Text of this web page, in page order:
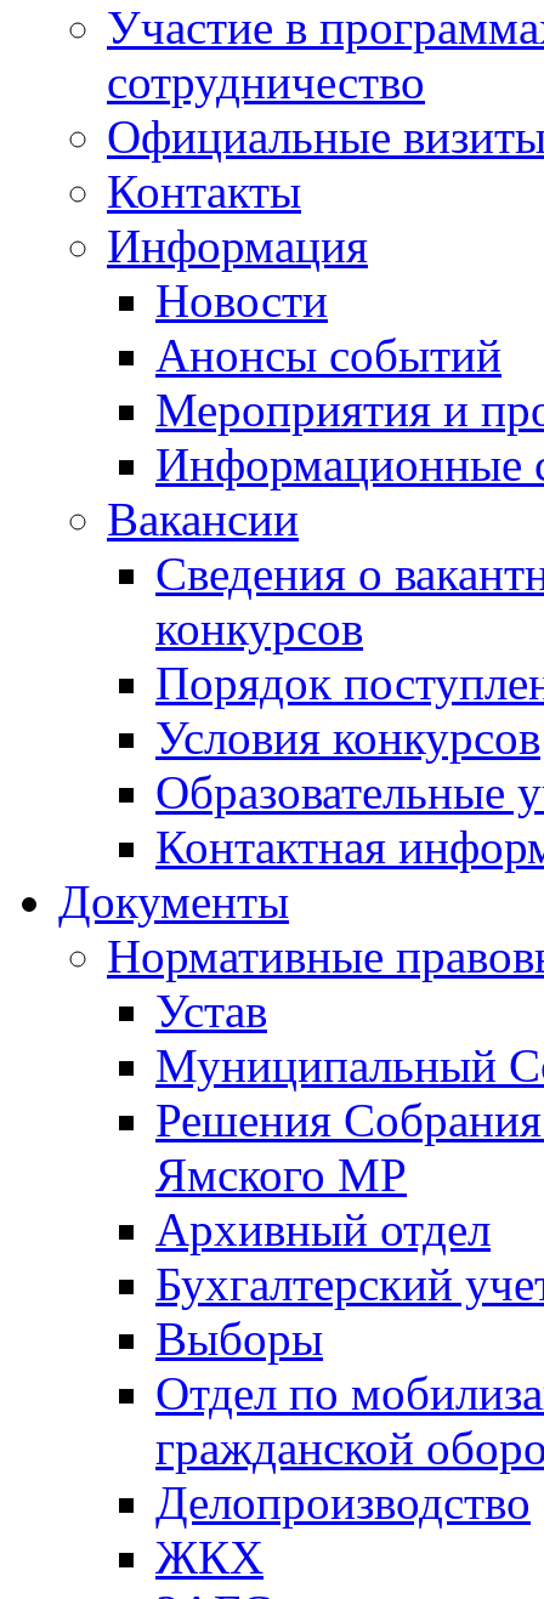
Участие в
сотрудничество
Официальные
Контакты
Информация
Новости
Анонсы событий
Мероприятия и
Информационные
Вакансии
Сведения о
конкурсов
Порядок
Условия конкурсов
Образовательные
Контактная
Документы
Нормативные
Устав
Муниципальный
Решения
Ямского МР
Архивный отдел
Бухгалтерский
Выборы
Отдел по
гражданской
Делопроизводство
ЖКХ